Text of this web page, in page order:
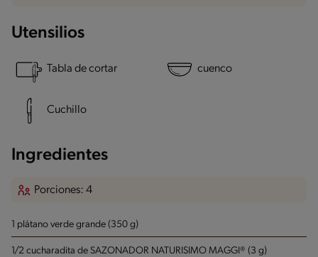
Utensilios
Tabla de cortar cuenco
Cuchillo
Ingredientes
Porciones: 4
1 plátano verde grande (350 g)
1/2 cucharadita de SAZONADOR NATURISIMO MAGGI® (3 g)